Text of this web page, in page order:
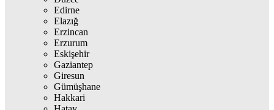
Edirne
Elazığ
Erzincan
Erzurum
Eskişehir
Gaziantep
Giresun
Gümüşhane
Hakkari